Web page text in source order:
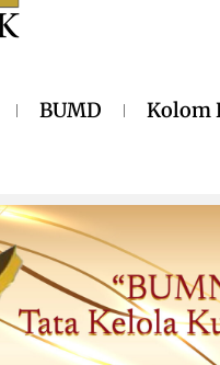
BUMD Kolom